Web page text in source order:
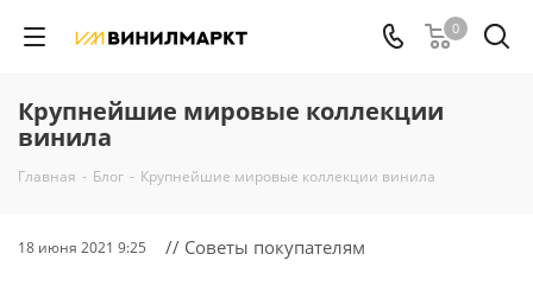
0
Крупнейшие мировые коллекции
винила
Главная - Блог - Крупнейшие мировые коллекции винила
18 июня 2021 9:25 // Советы покупателям